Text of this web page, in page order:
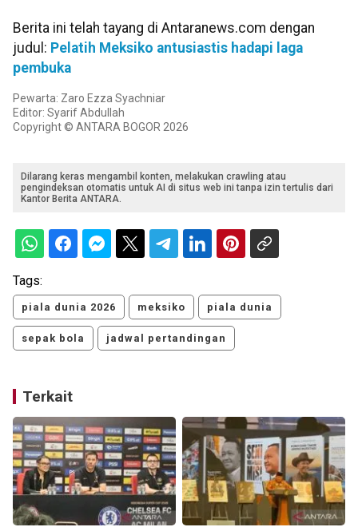
Berita ini telah tayang di Antaranews.com dengan
judul: Pelatih Meksiko antusiastis hadapi laga
pembuka
Pewarta: Zaro Ezza Syachniar
Editor: Syarif Abdullah
Copyright © ANTARA BOGOR 2026
Dilarang keras mengambil konten, melakukan crawling atau
pengindeksan otomatis untuk AI di situs web ini tanpa izin tertulis dari
Kantor Berita ANTARA.
Tags:
piala dunia 2026 meksiko piala dunia
sepak bola jadwal pertandingan
Terkait